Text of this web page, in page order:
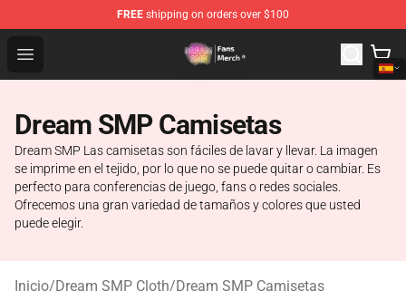
FREE shipping on orders over $100
Open menu
Dream SMP Store - Official Dream SMP Merchandise
Dream SMP Camisetas
Dream SMP Las camisetas son fáciles de lavar y llevar. La imagen
se imprime en el tejido, por lo que no se puede quitar o cambiar. Es
perfecto para conferencias de juego, fans o redes sociales.
Ofrecemos una gran variedad de tamaños y colores que usted
puede elegir.
Inicio/Dream SMP Cloth/Dream SMP Camisetas